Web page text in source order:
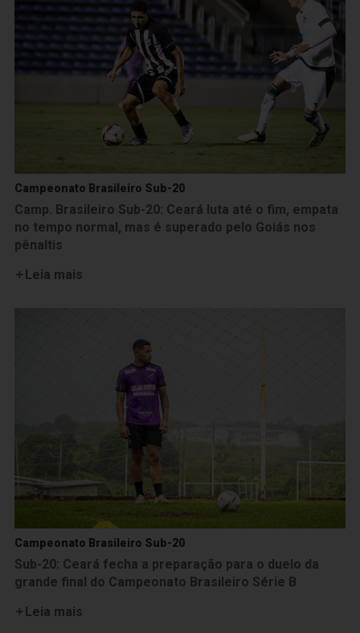
Campeonato Brasileiro Sub-20
Camp. Brasileiro Sub-20: Ceará luta até o fim, empata
no tempo normal, mas é superado pelo Goiás nos
pênaltis
Leia mais
Campeonato Brasileiro Sub-20
Sub-20: Ceará fecha a preparação para o duelo da
grande final do Campeonato Brasileiro Série B
Leia mais